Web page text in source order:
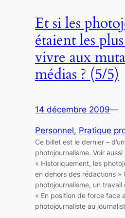
Et si les
étaient les
vivre aux
médias ? (5/5)
14 décembre 2009—
Personnel, Pratique
Ce billet est le dernier –
photojournalisme. Voir
« Historiquement, les
en dehors des rédactions »
photojournalisme, un travail
« En position de force face
photojournaliste au